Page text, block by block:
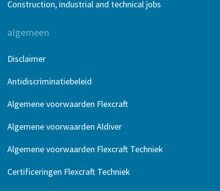
Construction, industrial and technical jobs
algemeen
Disclaimer
Antidiscriminatiebeleid
Algemene voorwaarden Flexcraft
Algemene voorwaarden Aldiver
Algemene voorwaarden Flexcraft Techniek
Certificeringen Flexcraft Techniek